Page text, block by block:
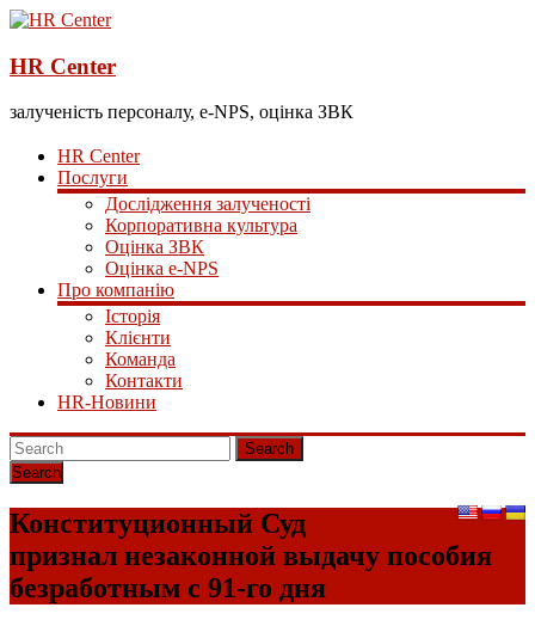
HR Center
залученість персоналу, e-NPS, оцінка ЗВК
HR Center
Послуги
Дослідження залученості
Корпоративна культура
Оцінка ЗВК
Оцінка e-NPS
Про компанію
Історія
Клієнти
Команда
Контакти
HR-Новини
Search
Конституционный Суд
признал незаконной выдачу пособия
безработным с 91-го дня